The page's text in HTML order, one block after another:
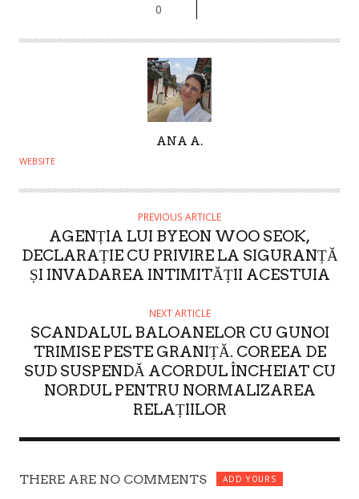
0
U
H
ANA A.
WEBSITE
PREVIOUS ARTICLE
AGENȚIA LUI BYEON WOO SEOK,
DECLARAȚIE CU PRIVIRE LA SIGURANȚĂ
ȘI INVADAREA INTIMITĂȚII ACESTUIA
NEXT ARTICLE
SCANDALUL BALOANELOR CU GUNOI
TRIMISE PESTE GRANIȚĂ. COREEA DE
SUD SUSPENDĂ ACORDUL ÎNCHEIAT CU
NORDUL PENTRU NORMALIZAREA
RELAȚIILOR
THERE ARE NO COMMENTS ADD YOURS